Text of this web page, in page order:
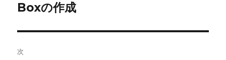
ナ
ビ
ゲ
の
稿:
Boxの作成
次